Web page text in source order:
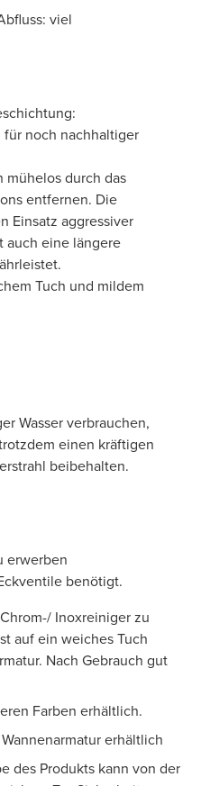
viel
noch nachhaltiger
mühelos durch das
entfernen. Die
Einsatz aggressiver
auch eine längere
Tuch und mildem
Wasser verbrauchen,
einen kräftigen
beibehalten.
erwerben
benötigt.
Inoxreiniger zu
auf ein weiches Tuch
Nach Gebrauch gut
Farben erhältlich.
erhältlich
des Produkts kann von der